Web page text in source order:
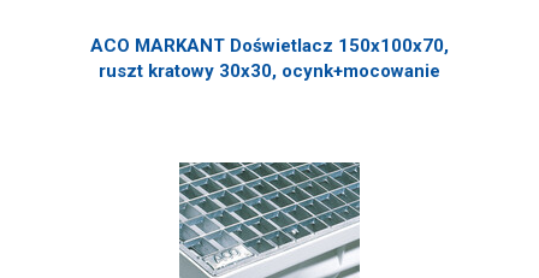
ACO MARKANT Doświetlacz 150x100x70,
ruszt kratowy 30x30, ocynk+mocowanie